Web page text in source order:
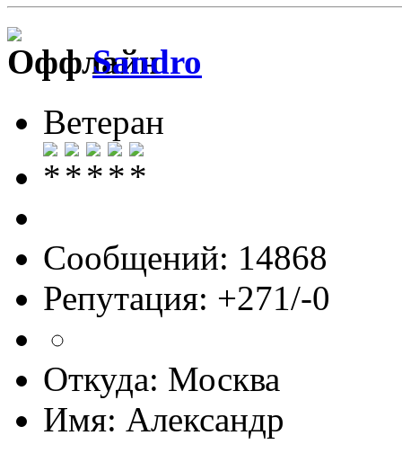
Sandro
Ветеран
Сообщений: 14868
Репутация: +271/-0
Откуда: Москва
Имя: Александр